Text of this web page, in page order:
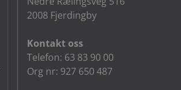
2008 Fjerdingby
Kontakt oss
Telefon: 63 83 90 00
Org nr: 927 650 487